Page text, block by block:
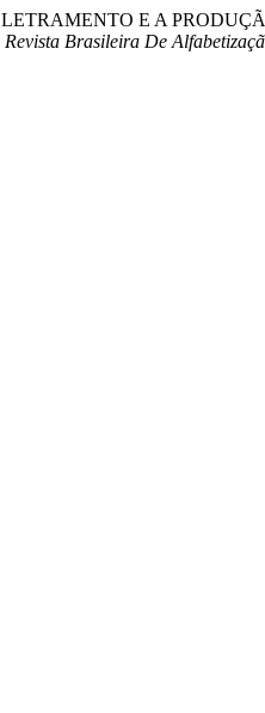
LETRAMENTO E A
Revista Brasileira De